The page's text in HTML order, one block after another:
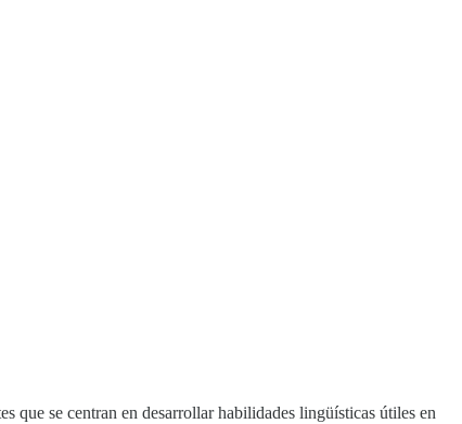
que se centran en desarrollar habilidades lingüísticas útiles en